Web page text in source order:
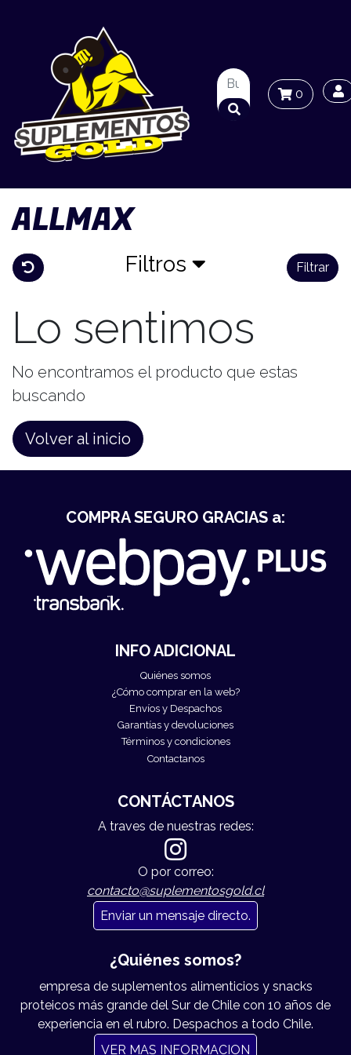
0
ALLMAX
Filtros Filtrar
Lo sentimos
No encontramos el producto que estas
buscando
Volver al inicio
INFO ADICIONAL
Quiénes somos
¿Cómo comprar en la web?
Envíos y Despachos
Garantías y devoluciones
Términos y condiciones
Contactanos
COMPRA SEGURO GRACIAS a:
CONTÁCTANOS
A traves de nuestras redes:
O por correo:
contacto@suplementosgold.cl
Enviar un mensaje directo.
¿Quiénes somos?
empresa de suplementos alimenticios y snacks
proteicos más grande del Sur de Chile con 10 años de
experiencia en el rubro. Despachos a todo Chile.
VER MAS INFORMACION